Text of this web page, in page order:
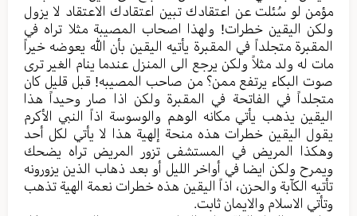
مؤمن لو سُئلت عن اعتقادك تبین اعتقادك الاعتقاد لا یزول
ولکن الیقین خطرات! ولهذا اصحاب المصیبة مثلا تراه في
المقبرة متجلداً في المقبرة يأتيه الیقین بأن الله یعوضه خیراً
مات له ولد مثلاً ولکن یرجع الی المنزل عندما ینام الغیر تری
صوت البکاء یرتفع ممن؟ من صاحب المصیبه! قبل قلیل کان
متجلداً في الفاتحة في المقبرة ولکن اذا صار وحیداً هذا
الیقین یذهب یأتي مکانه الوهم والوسوسة اذاً النبي الأکرم
یقول الیقین خطرات هذه منحة إلهیة هذا لا یأتي لکل أحد
وهکذا المریض في المستشفی تزور المریض تراه یضحك
ویمرح ولکن ایضا في أواخر اللیل أو بعد ذهاب الذین یزورونه
تأتيه الکآبة والحزن، اذاً الیقین هذه خطرات نعمة الهیة تذهب
وتأتي الاسلام والایمان ثابت.